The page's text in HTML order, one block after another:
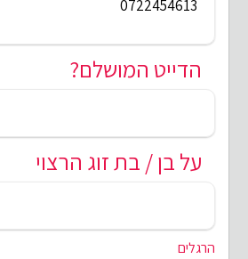
0722454613
הדייט המושלם?
על בן / בת זוג הרצוי
הרגלים